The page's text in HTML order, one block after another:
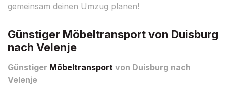
gemeinsam deinen Umzug planen!
Günstiger Möbeltransport von Duisburg
nach Velenje
Günstiger Möbeltransport von Duisburg nach
Velenje